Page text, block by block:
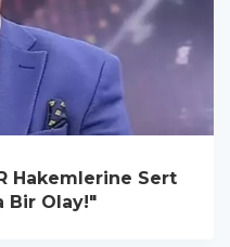
Hakemlerine Sert
Bir Olay!"